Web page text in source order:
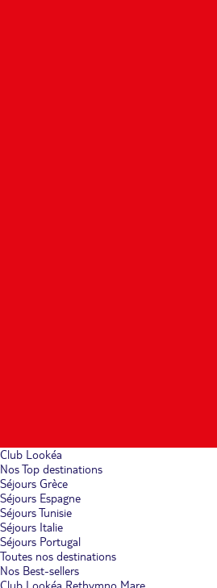
Club Lookéa
Nos Top destinations
Séjours Grèce
Séjours Espagne
Séjours Tunisie
Séjours Italie
Séjours Portugal
Toutes nos destinations
Nos Best-sellers